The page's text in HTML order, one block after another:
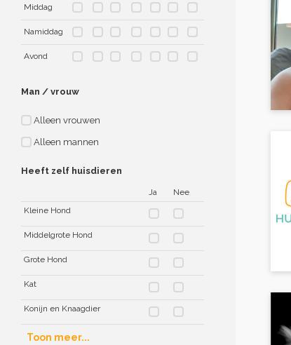
Middag
Namiddag
Avond
Man / vrouw
Alleen vrouwen
Alleen mannen
Heeft zelf huisdieren
Ja
Nee
Kleine Hond
Middelgrote Hond
Grote Hond
Kat
Konijn en Knaagdier
Toon meer...